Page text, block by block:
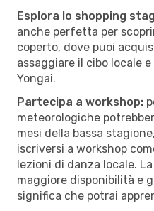
Esplora lo shopping
anche perfetta per
coperto, dove puoi
assaggiare il cibo locale
Yongai.
Partecipa a workshop:
meteorologiche
mesi della bassa
iscriversi a workshop
lezioni di danza locale.
maggiore disponibilità e
significa che potrai